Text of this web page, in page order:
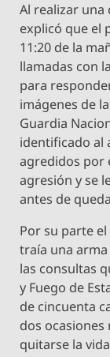
Al realizar una
explicó que el
11:20 de la
llamadas con
para
imágenes de
Guardia
identificado al
agredidos por
agresión y se
antes de
Por su parte
traía una
las consultas
y Fuego de
de cincuenta
dos ocasiones
quitarse la